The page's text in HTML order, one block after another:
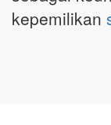
kepemilikan